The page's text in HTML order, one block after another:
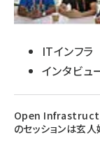
ITインフラ
インタビュ
Open
のセッションは玄